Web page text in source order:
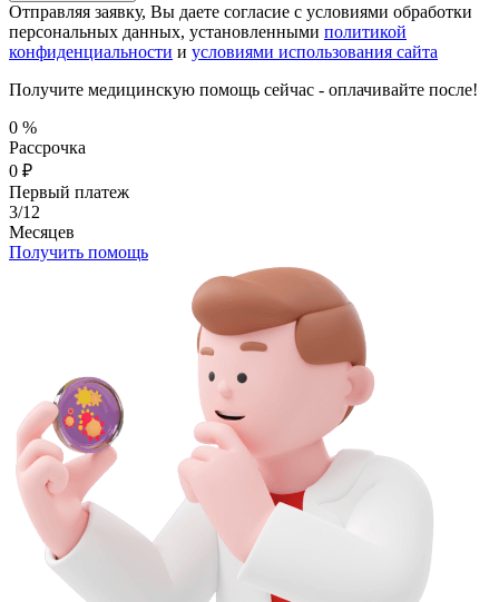
Отправляя заявку, Вы даете согласие с условиями обработки
персональных данных, установленными политикой
конфиденциальности и условиями использования сайта
Получите медицинскую помощь сейчас - оплачивайте после!
0 %
Рассрочка
0 ₽
Первый платеж
3/12
Месяцев
Получить помощь